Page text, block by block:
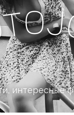
toJ
интересные